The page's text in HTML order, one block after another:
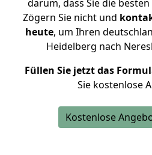
darum, dass Sie die
Zögern Sie nicht und
heute, um Ihren
Heidelberg nach
Füllen Sie jetzt das
Sie kostenlose
Kostenlose